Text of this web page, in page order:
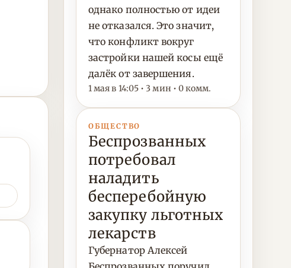
однако полностью от идеи
не отказался. Это значит,
что конфликт вокруг
застройки нашей косы ещё
далёк от завершения.
1 мая в 14:05 • 3 мин • 0 комм.
ОБЩЕСТВО
Беспрозванных
потребовал
наладить
бесперебойную
закупку льготных
лекарств
Губернатор Алексей